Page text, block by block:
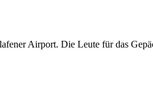
Airport. Die Leute für das